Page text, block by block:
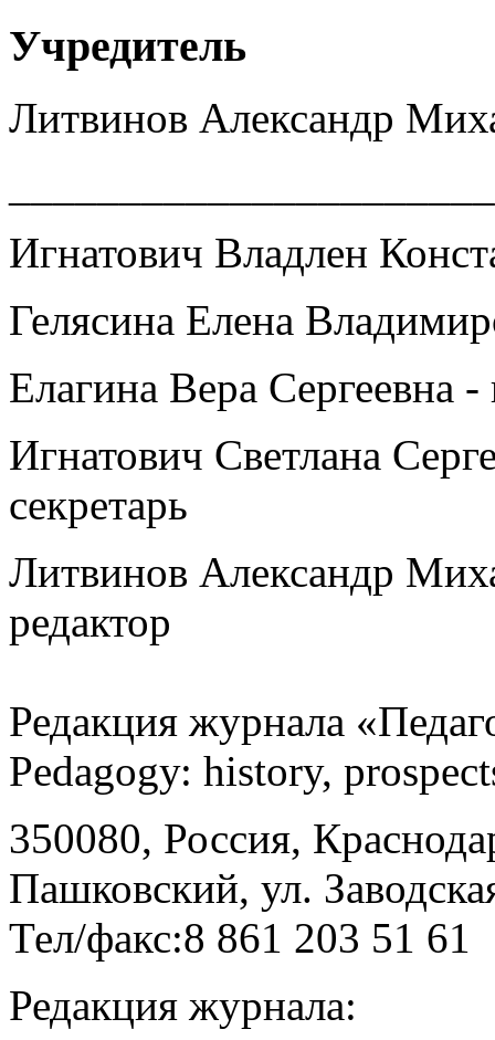
Учредитель
Литвинов Александр
Игнатович Владлен
Гелясина Елена
Елагина Вера Сергеевна
Игнатович Светлана
секретарь
Литвинов Александр
редактор
Редакция журнала
Pedagogу: history,
350080, Россия,
Пашковский, ул.
Тел/факс:8 861 203 51 61
Редакция журнала: